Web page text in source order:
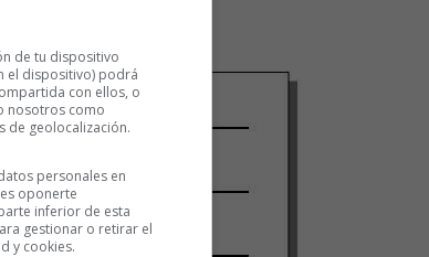
de tu dispositivo
el dispositivo) podrá
con ellos, o
nosotros como
de geolocalización.
personales en
oponerte
inferior de esta
gestionar o retirar el
y cookies.